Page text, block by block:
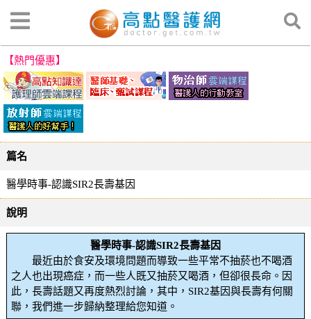
【熱門優惠】
篇名
醫學時事-認識SIR2長壽基因
說明
醫學時事-認識SIR2長壽基因
最近由於食安及環境問題而導致一些平常不抽菸也不喝酒
之人也出現癌症，而一些人既又抽菸又喝酒，但卻很長命。因
此，長壽話題又再度熱烈討論，其中，SIR2基因與長壽有何關
聯，我們進一步歸納整理給您知道。